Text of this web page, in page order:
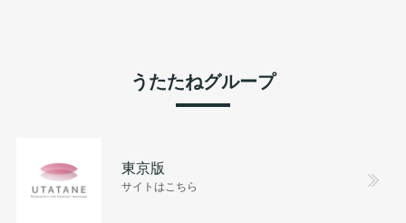
うたたねグループ
東京版
サイトはこちら